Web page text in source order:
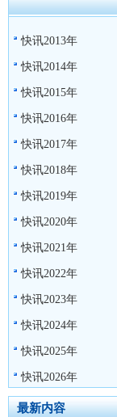
快讯2013年
快讯2014年
快讯2015年
快讯2016年
快讯2017年
快讯2018年
快讯2019年
快讯2020年
快讯2021年
快讯2022年
快讯2023年
快讯2024年
快讯2025年
快讯2026年
最新内容